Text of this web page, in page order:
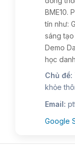
BME10.
tín như:
sáng
Demo
học
Chủ đề:
khỏe
Email:
Google